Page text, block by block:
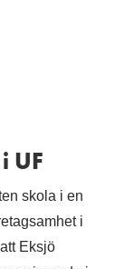
UF
skola i en
i
Eksjö